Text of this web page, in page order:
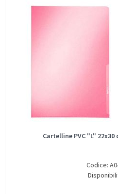
Cartelline PVC "L" 22x30
Codice: